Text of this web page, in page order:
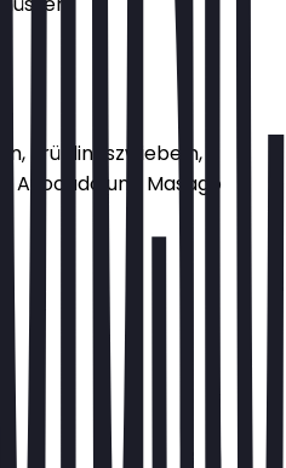
Frühlingszwiebeln,
Avocado und Masago